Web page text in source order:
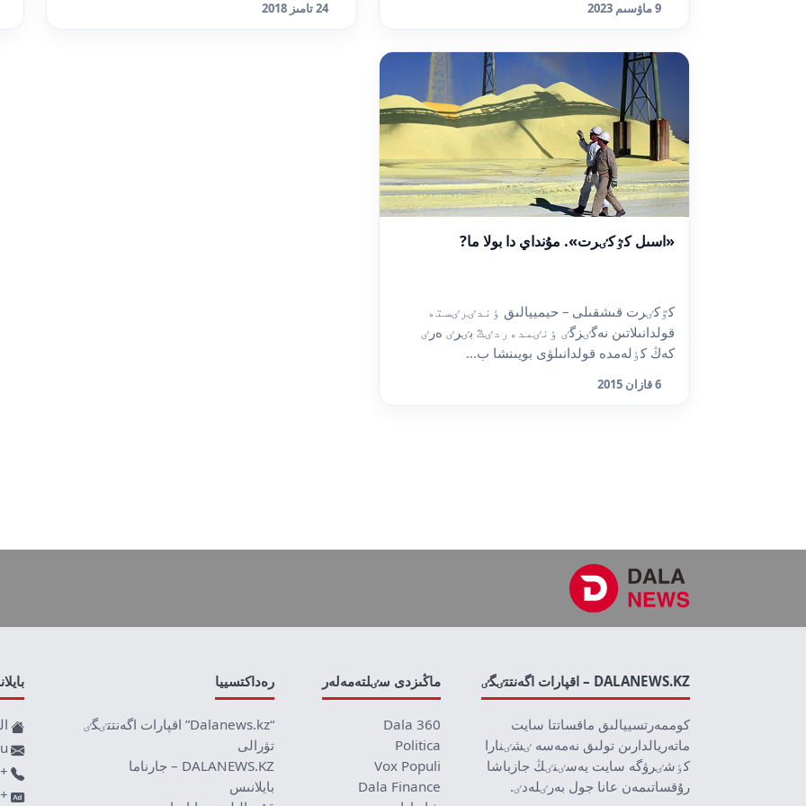
9 ماۋسىم 2023 24 تامىز 2018
«اسىل كٷكٸرت». مۇنداي دا بولا ما?
كٷكٸرت قىشقىلى – حيمييالىق ٶندٸرٸستە
قولدانىلاتىن نەگٸزگٸ ٶنٸمدەردٸڭ بٸرٸ ەرٸ
كەڭ كٶلەمدە قولدانىلۋى بويىنشا ب...
6 قازان 2015
DALANEWS.KZ – اقپارات اگەنتتٸگٸ
كوممەرتسييالىق ماقساتتا سايت
ماتەريالدارىن تولىق نەمەسە ٸشٸنارا
كٶشٸرۋگە سايت يەسٸنٸڭ جازباشا
رۇقساتىمەن عانا جول بەرٸلەدٸ.
ماڭىزدى سٸلتەمەلەر
Dala 360
Politica
Vox Populi
Dala Finance
رەداكتسييا
“Dalanews.kz” اقپارات اگەنتتٸگٸ
تۋرالى
DALANEWS.KZ – جارناما
بايلانىس
+77019590709
+7707 878 8589